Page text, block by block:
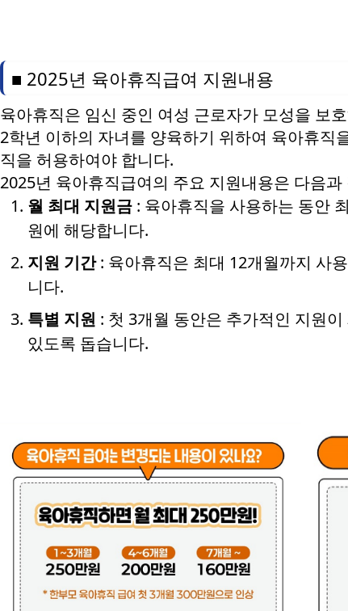
■ 2025년 육아휴직급여 지원내용
육아휴직은 임신 중인 여성 근로자가 모성을 보
2학년 이하의 자녀를 양육하기 위하여 육아휴직
직을 허용하여야 합니다.
2025년 육아휴직급여의 주요 지원내용은 다음과
월 최대 지원금 : 육아휴직을 사용하는 동안
원에 해당합니다.
지원 기간 : 육아휴직은 최대 12개월까지 사
니다.
특별 지원 : 첫 3개월 동안은 추가적인 지원
있도록 돕습니다.